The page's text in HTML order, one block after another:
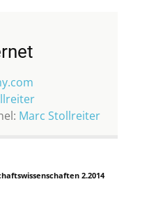
Marc Stollreiter
2.2014